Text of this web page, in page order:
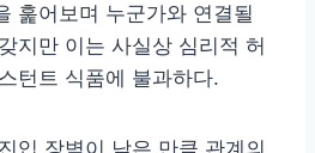
훑어보며 누군가와 연결될
지만 이는 사실상 심리적 허
턴트 식품에 불과하다.